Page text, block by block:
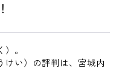
。
けい）の評判は、宮城内